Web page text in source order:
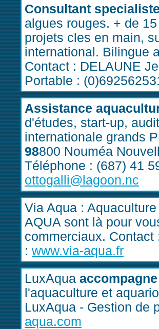
Consultant
algues rouges. + de
projets cles en main,
international. Bilingue
Contact : DELAUNE
Portable :
Assistance
d'études, start-up,
internationale grands
98800 Nouméa
Téléphone : (687) 41
ottogalli@lagoon.nc
Via Aqua :
AQUA sont là pour
commerciaux.
: www.via-aqua.fr
LuxAqua
l'aquaculture et
LuxAqua - Gestion de
aqua.com